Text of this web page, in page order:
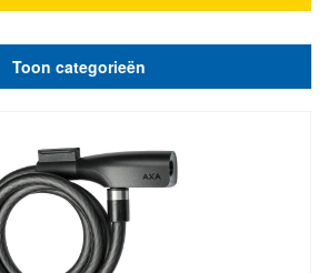
Toon categorieën